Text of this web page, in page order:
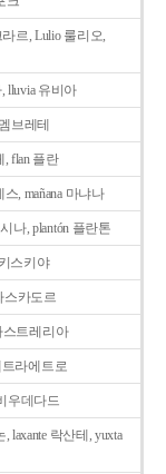
라르, Lulio 룰리오,
lluvia 유비아
브레테
, flan 플란
스, mañana 마냐나
나, plantón 플란톤
스키야
스카도르
스트레리아
트라에트로
우데다드
, laxante 락산테, yuxta